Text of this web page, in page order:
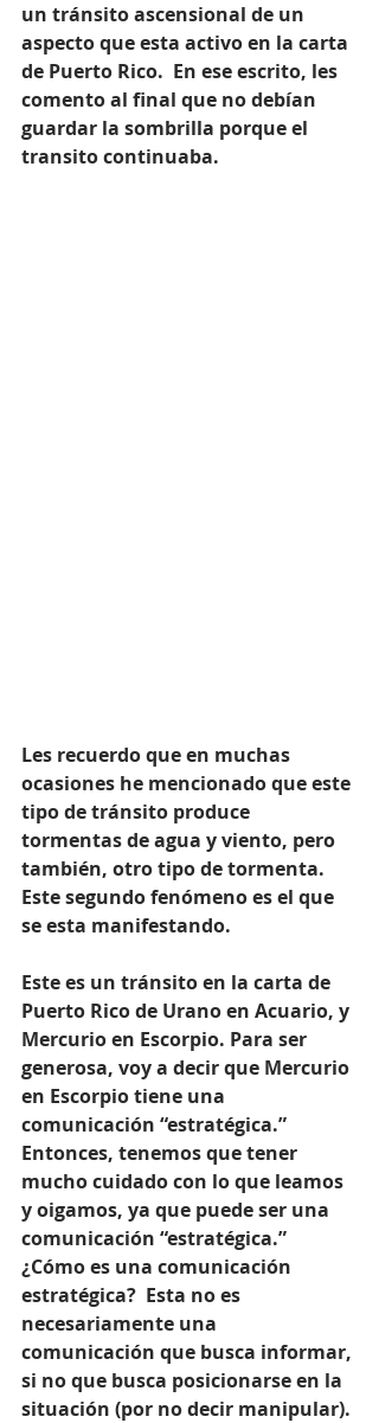
un tránsito ascensional de un
aspecto que esta activo en la carta
de Puerto Rico.  En ese escrito, les
comento al final que no debían
guardar la sombrilla porque el
transito continuaba.
Les recuerdo que en muchas
ocasiones he mencionado que este
tipo de tránsito produce
tormentas de agua y viento, pero
también, otro tipo de tormenta.
Este segundo fenómeno es el que
se esta manifestando.
Este es un tránsito en la carta de
Puerto Rico de Urano en Acuario, y
Mercurio en Escorpio. Para ser
generosa, voy a decir que Mercurio
en Escorpio tiene una
comunicación “estratégica.”
Entonces, tenemos que tener
mucho cuidado con lo que leamos
y oigamos, ya que puede ser una
comunicación “estratégica.”
¿Cómo es una comunicación
estratégica?  Esta no es
necesariamente una
comunicación que busca informar,
si no que busca posicionarse en la
situación (por no decir manipular).